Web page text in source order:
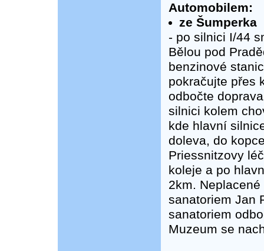
Automobilem:
ze Šumperka
- po silnici I/44
Bělou pod
benzinové
pokračujte přes
odbočte
silnici kolem
kde hlavní
doleva, do
Priessnitzovy
koleje a po
2km.
sanatoriem Jan
sanatoriem
Muzeum se